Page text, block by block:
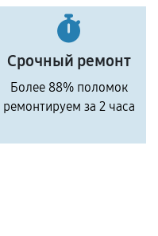
Срочный ремонт
Более 88% поломок
ремонтируем за 2 часа